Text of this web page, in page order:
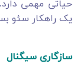
حیاتی مهمی
یک راهکار سئو
سازگاری سیگنال